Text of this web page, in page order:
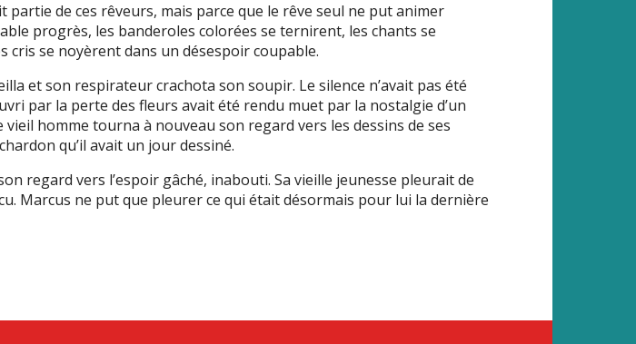
partie de ces rêveurs, mais parce que le rêve seul ne put animer
progrès, les banderoles colorées se ternirent, les chants se
cris se noyèrent dans un désespoir coupable.
et son respirateur crachota son soupir. Le silence n’avait pas été
par la perte des fleurs avait été rendu muet par la nostalgie d’un
vieil homme tourna à nouveau son regard vers les dessins de ses
qu’il avait un jour dessiné.
regard vers l’espoir gâché, inabouti. Sa vieille jeunesse pleurait de
Marcus ne put que pleurer ce qui était désormais pour lui la dernière